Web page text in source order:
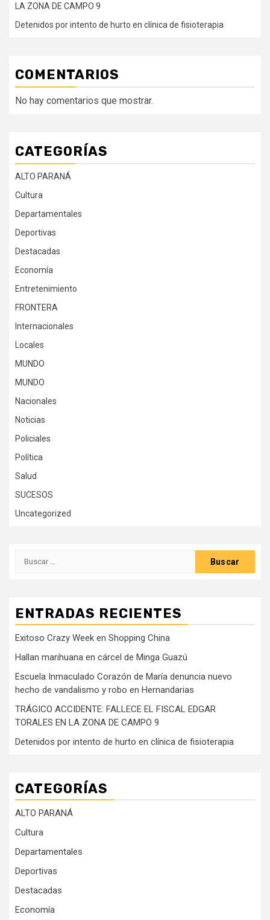
LA ZONA DE CAMPO 9
Detenidos por intento de hurto en clínica de fisioterapia
COMENTARIOS
No hay comentarios que mostrar.
CATEGORÍAS
ALTO PARANÁ
Cultura
Departamentales
Deportivas
Destacadas
Economía
Entretenimiento
FRONTERA
Internacionales
Locales
MUNDO
MUNDO
Nacionales
Noticias
Policiales
Política
Salud
SUCESOS
Uncategorized
Buscar:
ENTRADAS RECIENTES
Exitoso Crazy Week en Shopping China
Hallan marihuana en cárcel de Minga Guazú
Escuela Inmaculado Corazón de María denuncia nuevo
hecho de vandalismo y robo en Hernandarias
TRÁGICO ACCIDENTE: FALLECE EL FISCAL EDGAR
TORALES EN LA ZONA DE CAMPO 9
Detenidos por intento de hurto en clínica de fisioterapia
CATEGORÍAS
ALTO PARANÁ
Cultura
Departamentales
Deportivas
Destacadas
Economía